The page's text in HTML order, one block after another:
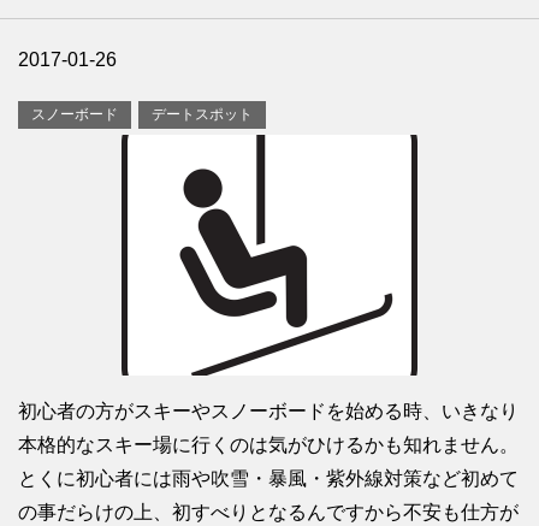
2017-01-26
スノーボード デートスポット
初心者の方がスキーやスノーボードを始める時、いきなり
本格的なスキー場に行くのは気がひけるかも知れません。
とくに初心者には雨や吹雪・暴風・紫外線対策など初めて
の事だらけの上、初すべりとなるんですから不安も仕方が